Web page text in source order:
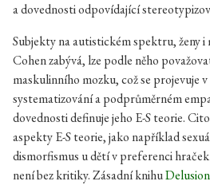
a dovednosti odpovídající
Subjekty na autistickém spektru, ženy i
Cohen zabývá, lze podle něho
maskulinního mozku, což se projevuje
systematizování a podprůměrném
dovednosti definuje jeho E-S teorie.
aspekty E-S teorie, jako například
dismorfismus u dětí v preferenci
není bez kritiky. Zásadní knihu